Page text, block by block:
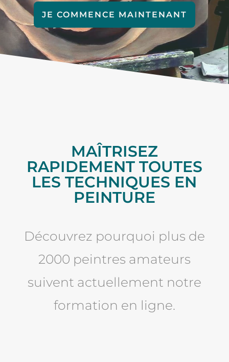
JE COMMENCE MAINTENANT
MAÎTRISEZ
RAPIDEMENT TOUTES
LES TECHNIQUES EN
PEINTURE
Découvrez pourquoi plus de
2000 peintres amateurs
suivent actuellement notre
formation en ligne.